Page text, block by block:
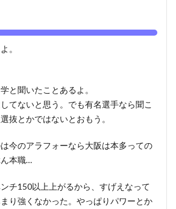
。
と聞いたことあるよ。
てないと思う。でも有名選手なら聞こ
抜とかではないとおもう。
今のアラフォーなら大阪は本多っての
本職…
チ150以上上がるから、すげえなって
り強くなかった。やっぱりパワーとか